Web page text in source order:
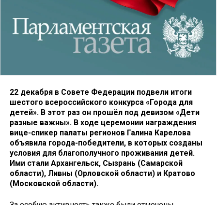
22 декабря в Совете Федерации подвели итоги
шестого всероссийского конкурса «Города для
детей». В этот раз он прошёл под девизом «Дети
разные важны». В ходе церемонии награждения
вице-спикер палаты регионов Галина Карелова
объявила города-победители, в которых созданы
условия для благополучного проживания детей.
Ими стали Архангельск, Сызрань (Самарской
области), Ливны (Орловской области) и Кратово
(Московской области).